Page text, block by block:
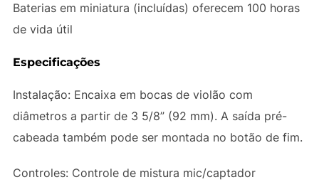
Baterias em miniatura (incluídas) oferecem 100 horas
de vida útil
Especificações
Instalação: Encaixa em bocas de violão com
diâmetros a partir de 3 5/8” (92 mm). A saída pré-
cabeada também pode ser montada no botão de fim.
Controles: Controle de mistura mic/captador